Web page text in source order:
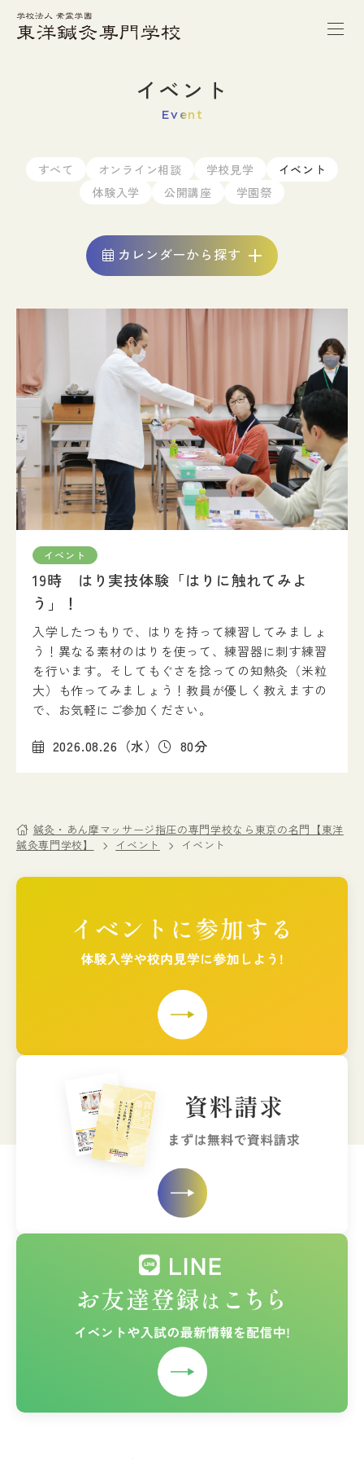
進路・就職
入試情報
イベント
お知らせ
よくある質問
お問い合わせ
個人情報保護方針
対象者別
イベント
Event
すべて オンライン相談 学校見学
イベント
体験入学
公開講座 学園祭
カレンダーから探す
イベント
19時 はり実技体験「はりに触れてみよ
う」！
入学したつもりで、はりを持って練習してみましょ
う！異なる素材のはりを使って、練習器に刺す練習
を行います。そしてもぐさを捻っての知熱灸（米粒
大）も作ってみましょう！教員が優しく教えますの
で、お気軽にご参加ください。
2026.08.26（水） 80分
鍼灸・あん摩マッサージ指圧の専門学校なら東京の名門【東洋
鍼灸専門学校】
イベント イベント